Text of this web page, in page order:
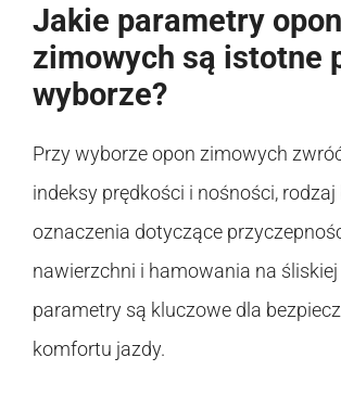
Jakie parametry opon
zimowych są istotne
wyborze?
Przy wyborze opon zimowych
indeksy prędkości i nośności,
oznaczenia dotyczące
nawierzchni i hamowania na śliskiej
parametry są kluczowe dla
komfortu jazdy.